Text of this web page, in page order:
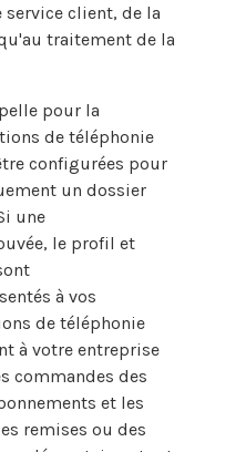
client, de la
traitement de la
pour la
de téléphonie
configurées pour
un dossier
une
le profil et
à vos
de téléphonie
à votre entreprise
commandes des
et les
remises ou des